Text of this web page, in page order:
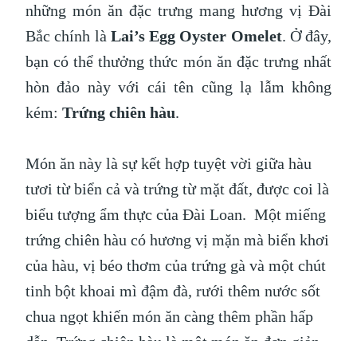
những món ăn đặc trưng mang hương vị Đài
Bắc chính là Lai’s Egg Oyster Omelet. Ở đây,
bạn có thể thưởng thức món ăn đặc trưng nhất
hòn đảo này với cái tên cũng lạ lẫm không
kém: Trứng chiên hàu.
Món ăn này là sự kết hợp tuyệt vời giữa hàu
tươi từ biển cả và trứng từ mặt đất, được coi là
biểu tượng ẩm thực của Đài Loan. Một miếng
trứng chiên hàu có hương vị mặn mà biển khơi
của hàu, vị béo thơm của trứng gà và một chút
tinh bột khoai mì đậm đà, rưới thêm nước sốt
chua ngọt khiến món ăn càng thêm phần hấp